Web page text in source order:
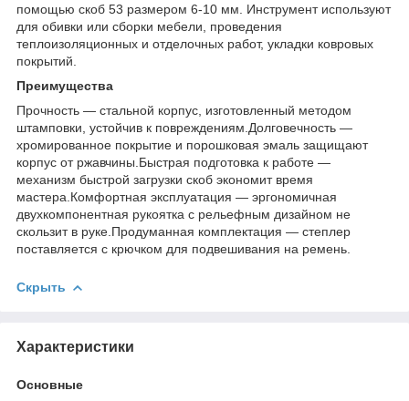
помощью скоб 53 размером 6-10 мм. Инструмент используют
для обивки или сборки мебели, проведения
теплоизоляционных и отделочных работ, укладки ковровых
покрытий.
Преимущества
Прочность — стальной корпус, изготовленный методом
штамповки, устойчив к повреждениям.Долговечность —
хромированное покрытие и порошковая эмаль защищают
корпус от ржавчины.Быстрая подготовка к работе —
механизм быстрой загрузки скоб экономит время
мастера.Комфортная эксплуатация — эргономичная
двухкомпонентная рукоятка с рельефным дизайном не
скользит в руке.Продуманная комплектация — степлер
поставляется с крючком для подвешивания на ремень.
Скрыть
Характеристики
Основные